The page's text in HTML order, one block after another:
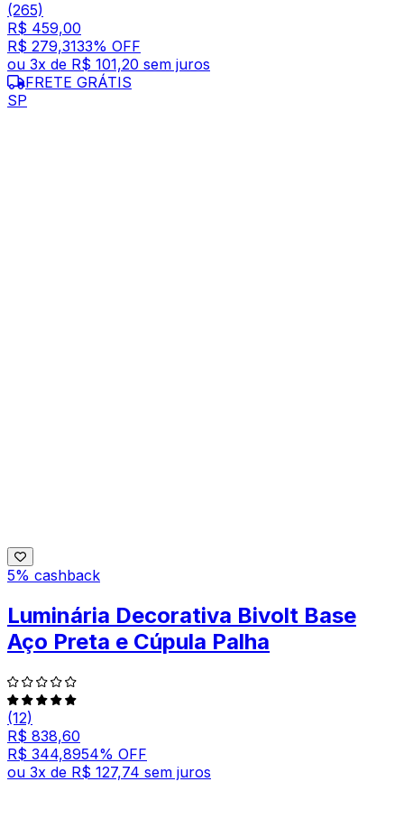
(265)
R$ 459,00
R$ 279,3133% OFF
ou 3x de R$ 101,20 sem juros
FRETE GRÁTIS
SP
5% cashback
Luminária Decorativa Bivolt Base
Aço Preta e Cúpula Palha
(12)
R$ 838,60
R$ 344,8954% OFF
ou 3x de R$ 127,74 sem juros